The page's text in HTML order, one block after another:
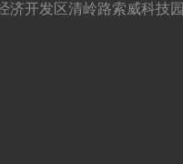
济开发区清岭路索威科技园